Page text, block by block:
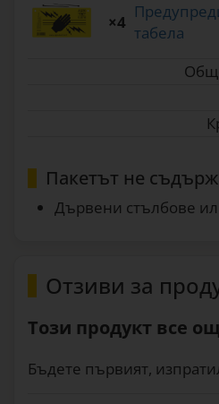
×4
табела
Пакетът не
Дървени стълбове
Отзиви за
Този продукт все
Бъдете първият,